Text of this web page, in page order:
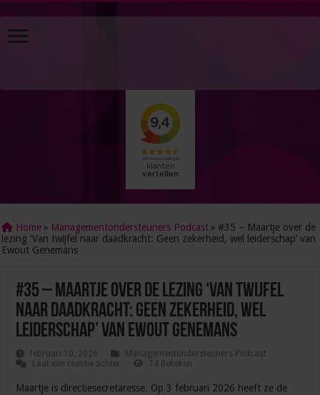
Home » Managementondersteuners Podcast » #35 – Maartje over de
lezing ‘Van twijfel naar daadkracht: Geen zekerheid, wel leiderschap’ van
Ewout Genemans
#35 – Maartje over de lezing ‘Van twijfel
naar daadkracht: Geen zekerheid, wel
leiderschap’ van Ewout Genemans
februari 10, 2026
Managementondersteuners Podcast
Laat een reactie achter
74 Bekeken
Maartje is directiesecretaresse. Op 3 februari 2026 heeft ze de